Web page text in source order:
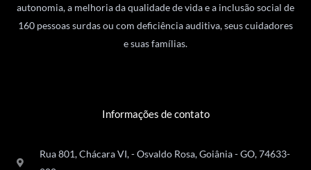
autonomia, a melhoria da qualidade de vida e a inclusão social de
160 pessoas surdas ou com deficiência auditiva, seus cuidadores
e suas famílias.
Informações de contato
Rua 801, Chácara VI, - Osvaldo Rosa, Goiânia - GO, 74633-